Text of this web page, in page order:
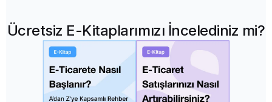
Ücretsiz E-Kitaplarımızı İncelediniz mi?